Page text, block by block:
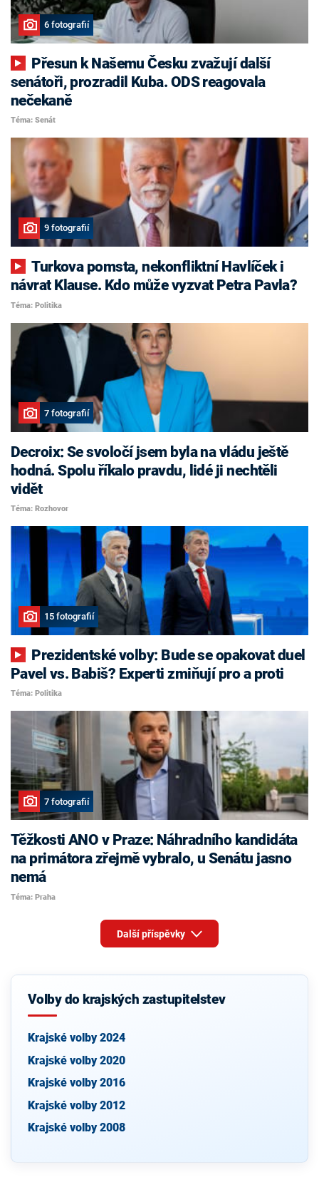
6 fotografií
senátoři, prozradil Kuba. ODS reagovala
nečekaně
Téma: Senát
9 fotografií
Turkova pomsta, nekonfliktní Havlíček i
návrat Klause. Kdo může vyzvat Petra Pavla?
Téma: Politika
7 fotografií
Decroix: Se svoločí jsem byla na vládu ještě
hodná. Spolu říkalo pravdu, lidé ji nechtěli
vidět
Téma: Rozhovor
15 fotografií
Pavel vs. Babiš? Experti zmiňují pro a proti
Téma: Politika
7 fotografií
Těžkosti ANO v Praze: Náhradního kandidáta
na primátora zřejmě vybralo, u Senátu jasno
nemá
Téma: Praha
Další příspěvky
Volby do krajských zastupitelstev
Krajské volby 2024
Krajské volby 2020
Krajské volby 2016
Krajské volby 2012
Krajské volby 2008